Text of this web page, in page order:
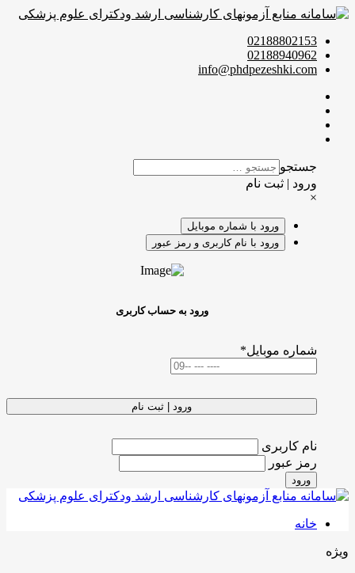
02188802153
02188940962
info@phdpezeshki.com
جستجو
ورود | ثبت نام
×
ورود با شماره موبایل
ورود با نام کاربری و رمز عبور
ورود به حساب کاربری
شماره موبایل*
ورود | ثبت نام
نام کاربری
رمز عبور
ورود
خانه
ویژه